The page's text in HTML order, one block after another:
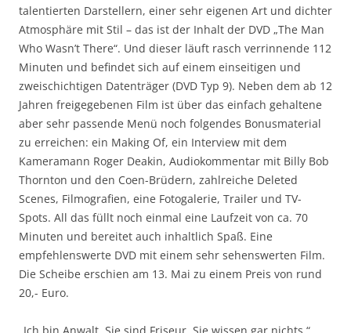
talentierten Darstellern, einer sehr eigenen Art und dichter
Atmosphäre mit Stil – das ist der Inhalt der DVD „The Man
Who Wasn’t There“. Und dieser läuft rasch verrinnende 112
Minuten und befindet sich auf einem einseitigen und
zweischichtigen Datenträger (DVD Typ 9). Neben dem ab 12
Jahren freigegebenen Film ist über das einfach gehaltene
aber sehr passende Menü noch folgendes Bonusmaterial
zu erreichen: ein Making Of, ein Interview mit dem
Kameramann Roger Deakin, Audiokommentar mit Billy Bob
Thornton und den Coen-Brüdern, zahlreiche Deleted
Scenes, Filmografien, eine Fotogalerie, Trailer und TV-
Spots. All das füllt noch einmal eine Laufzeit von ca. 70
Minuten und bereitet auch inhaltlich Spaß. Eine
empfehlenswerte DVD mit einem sehr sehenswerten Film.
Die Scheibe erschien am 13. Mai zu einem Preis von rund
20,- Euro.